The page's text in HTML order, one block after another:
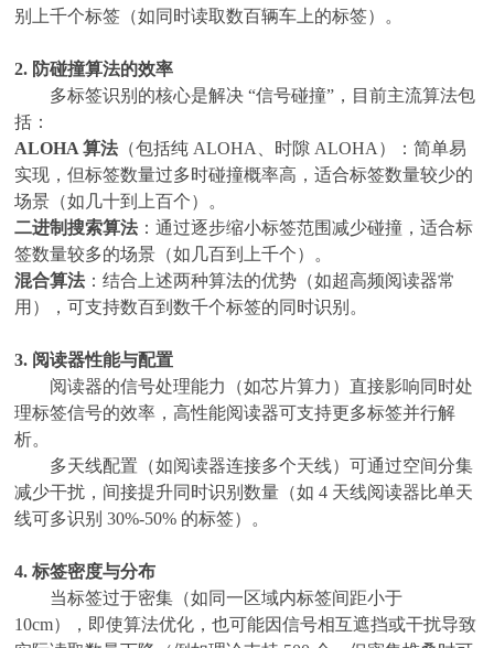
别上千个标签（如同时读取数百辆车上的标签）。
2. 防碰撞算法的效率
多标签识别的核心是解决 “信号碰撞”，目前主流算法包
括：
ALOHA 算法 （包括纯 ALOHA、时隙 ALOHA）：简单易
实现，但标签数量过多时碰撞概率高，适合标签数量较少的
场景（如几十到上百个）。
二进制搜索算法 ：通过逐步缩小标签范围减少碰撞，适合标
签数量较多的场景（如几百到上千个）。
混合算法 ：结合上述两种算法的优势（如超高频阅读器常
用），可支持数百到数千个标签的同时识别。
3. 阅读器性能与配置
阅读器的信号处理能力（如芯片算力）直接影响同时处
理标签信号的效率，高性能阅读器可支持更多标签并行解
析。
多天线配置（如阅读器连接多个天线）可通过空间分集
减少干扰，间接提升同时识别数量（如 4 天线阅读器比单天
线可多识别 30%-50% 的标签）。
4. 标签密度与分布
当标签过于密集（如同一区域内标签间距小于
10cm），即使算法优化，也可能因信号相互遮挡或干扰导致